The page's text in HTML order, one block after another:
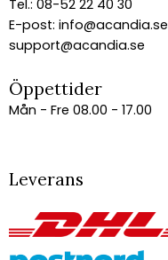
Tel.: 08-52 22 40 30
E-post: info@acandia.se
support@acandia.se
Öppettider
Mån - Fre 08.00 - 17.00
Leverans